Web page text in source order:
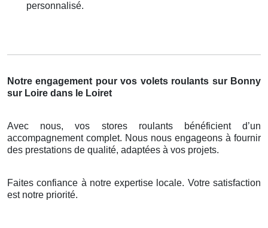
personnalisé.
Notre engagement pour vos volets roulants sur Bonny
sur Loire dans le Loiret
Avec nous, vos stores roulants bénéficient d’un
accompagnement complet. Nous nous engageons à fournir
des prestations de qualité, adaptées à vos projets.
Faites confiance à notre expertise locale. Votre satisfaction
est notre priorité.